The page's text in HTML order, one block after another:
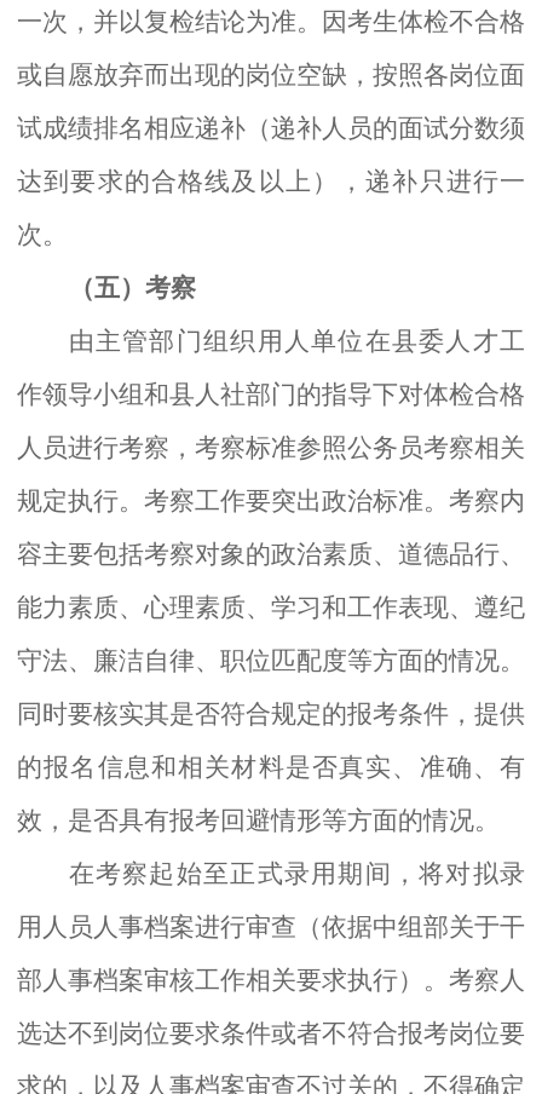
一次，并以复检结论为准。因考生体检不合格
或自愿放弃而出现的岗位空缺，按照各岗位面
试成绩排名相应递补（递补人员的面试分数须
达到要求的合格线及以上），递补只进行一
次。
（五）考察
由主管部门组织用人单位在县委人才工
作领导小组和县人社部门的指导下对体检合格
人员进行考察，考察标准参照公务员考察相关
规定执行。考察工作要突出政治标准。考察内
容主要包括考察对象的政治素质、道德品行、
能力素质、心理素质、学习和工作表现、遵纪
守法、廉洁自律、职位匹配度等方面的情况。
同时要核实其是否符合规定的报考条件，提供
的报名信息和相关材料是否真实、准确、有
效，是否具有报考回避情形等方面的情况。
在考察起始至正式录用期间，将对拟录
用人员人事档案进行审查（依据中组部关于干
部人事档案审核工作相关要求执行）。考察人
选达不到岗位要求条件或者不符合报考岗位要
求的，以及人事档案审查不过关的，不得确定